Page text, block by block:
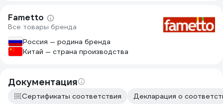
Fametto
Все товары бренда
Россия — родина бренда
Китай — страна производства
Документация
Сертификаты соответствия Декларация о